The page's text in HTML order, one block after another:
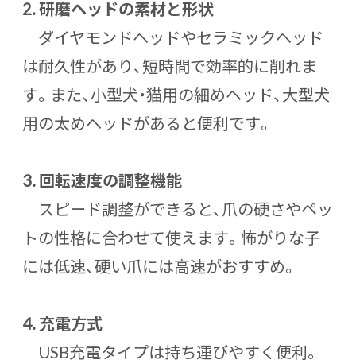
2.研磨ヘッドの素材と形状
ダイヤモンドヘッドやセラミックヘッド
は耐久性があり、短時間で効率的に削れま
す。また、小型犬・猫用の細めヘッド、大型犬
用の太めヘッドがあると便利です。
3.回転速度の調整機能
スピード調整ができると、爪の硬さやペッ
トの性格に合わせて使えます。怖がりな子
には低速、硬い爪には高速がおすすめ。
4.充電方式
USB充電タイプは持ち運びやすく便利。